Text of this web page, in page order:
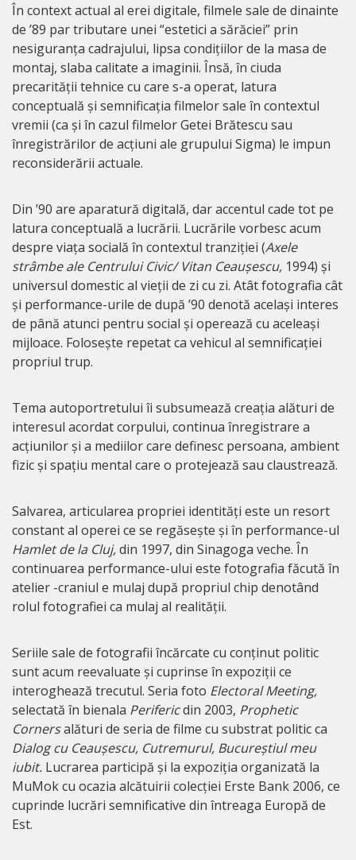
În context actual al erei digitale, filmele sale de dinainte
de ’89 par tributare unei “estetici a sărăciei” prin
nesiguranța cadrajului, lipsa condițiilor de la masa de
montaj, slaba calitate a imaginii. Însă, în ciuda
precarității tehnice cu care s-a operat, latura
conceptuală și semnificația filmelor sale în contextul
vremii (ca și în cazul filmelor Getei Brătescu sau
înregistrărilor de acțiuni ale grupului Sigma) le impun
reconsiderării actuale.
Din ’90 are aparatură digitală, dar accentul cade tot pe
latura conceptuală a lucrării. Lucrările vorbesc acum
despre viața socială în contextul tranziției (Axele
strâmbe ale Centrului Civic/ Vitan Ceaușescu, 1994) și
universul domestic al vieții de zi cu zi. Atât fotografia cât
și performance-urile de după ’90 denotă același interes
de până atunci pentru social și operează cu aceleași
mijloace. Folosește repetat ca vehicul al semnificației
propriul trup.
Tema autoportretului îi subsumează creația alături de
interesul acordat corpului, continua înregistrare a
acțiunilor și a mediilor care definesc persoana, ambient
fizic și spațiu mental care o protejează sau claustrează.
Salvarea, articularea propriei identități este un resort
constant al operei ce se regăsește și în performance-ul
Hamlet de la Cluj,din 1997, din Sinagoga veche. În
continuarea performance-ului este fotografia făcută în
atelier -craniul e mulaj după propriul chip denotând
rolul fotografiei ca mulaj al realității.
Seriile sale de fotografii încărcate cu conținut politic
sunt acum reevaluate și cuprinse în expoziții ce
interoghează trecutul. Seria foto Electoral Meeting,
selectată în bienala Perifericdin 2003, Prophetic
Cornersalături de seria de filme cu substrat politic ca
Dialog cu Ceaușescu, Cutremurul, Bucureștiul meu
iubit. Lucrarea participă și la expoziția organizată la
MuMok cu ocazia alcătuirii colecției Erste Bank 2006, ce
cuprinde lucrări semnificative din întreaga Europă de
Est.